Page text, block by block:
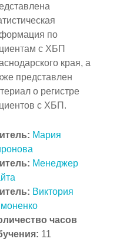
по
с ХБП
края, а
представлен
о регистре
с ХБП.
Мария
Менеджер
Виктория
часов
: 11